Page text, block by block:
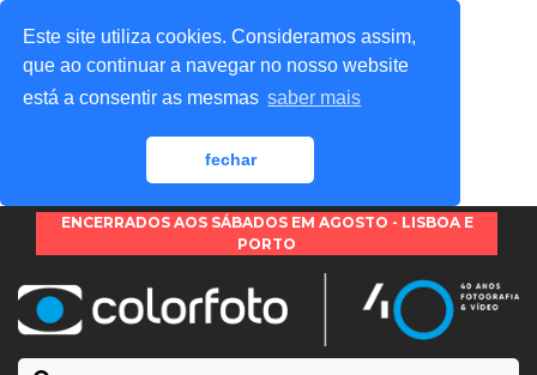
Este site utiliza cookies. Consideramos assim,
que ao continuar a navegar no nosso website
está a consentir as mesmas saber mais
fechar
ENCERRADOS AOS SÁBADOS EM AGOSTO - LISBOA E
PORTO